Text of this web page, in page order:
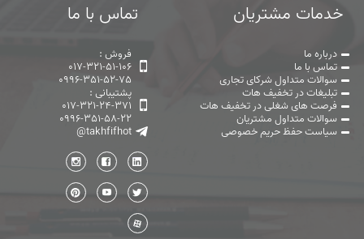
خدمات مشتریان
درباره ما
تماس با ما
سوالات متداول شرکای تجاری
تبلیغات در تخفیف هات
فرصت های شغلی در تخفیف هات
سوالات متداول مشتریان
سیاست حفظ حریم خصوصی
تماس با ما
فروش :
017-321-51-106
0996-351-52-75
پشتیبانی :
017-321-24-371
0996-351-58-22
@takhfifhot